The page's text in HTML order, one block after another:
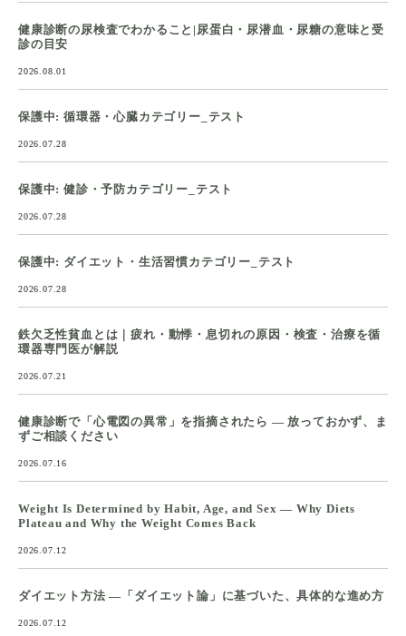
健康診断の尿検査でわかること|尿蛋白・尿潜血・尿糖の意味と受
診の目安
2026.08.01
保護中: 循環器・心臓カテゴリー_テスト
2026.07.28
保護中: 健診・予防カテゴリー_テスト
2026.07.28
保護中: ダイエット・生活習慣カテゴリー_テスト
2026.07.28
鉄欠乏性貧血とは｜疲れ・動悸・息切れの原因・検査・治療を循
環器専門医が解説
2026.07.21
健康診断で「心電図の異常」を指摘されたら ― 放っておかず、ま
ずご相談ください
2026.07.16
Weight Is Determined by Habit, Age, and Sex — Why Diets
Plateau and Why the Weight Comes Back
2026.07.12
ダイエット方法 ―「ダイエット論」に基づいた、具体的な進め方
2026.07.12